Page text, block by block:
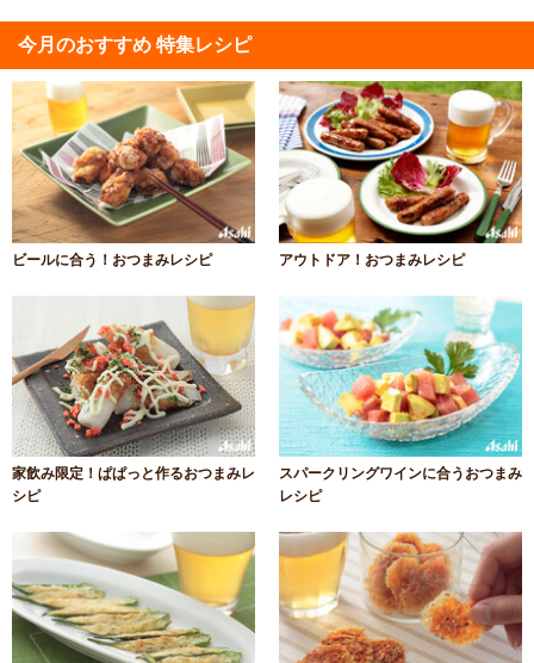
今月のおすすめ 特集レシピ
ビールに合う！おつまみレシピ アウトドア！おつまみレシピ
家飲み限定！ぱぱっと作るおつまみレ
シピ
スパークリングワインに合うおつまみ
レシピ